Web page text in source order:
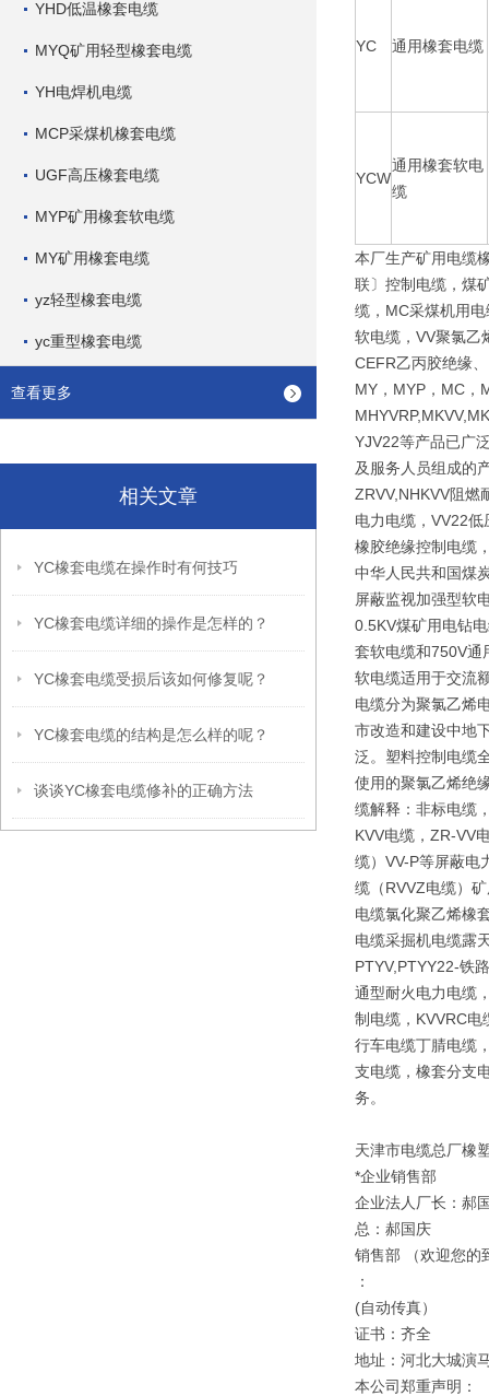
YHD低温橡套电缆
MYQ矿用轻型橡套电缆
YH电焊机电缆
MCP采煤机橡套电缆
UGF高压橡套电缆
MYP矿用橡套软电缆
MY矿用橡套电缆
yz轻型橡套电缆
yc重型橡套电缆
查看更多
相关文章
YC橡套电缆在操作时有何技巧
YC橡套电缆详细的操作是怎样的？
YC橡套电缆受损后该如何修复呢？
YC橡套电缆的结构是怎么样的呢？
谈谈YC橡套电缆修补的正确方法
YC 通用橡套电缆
YCW
通用橡套软电
缆
本厂生产矿用电缆
联〕控制电缆，煤
缆，MC采煤机用
软电缆，VV聚氯乙
CEFR乙丙胶绝缘
MY，MYP，MC，
YJV22等产品已广
及服务人员组成的
ZRVV,NHKVV阻燃
电力电缆，VV22
橡胶绝缘控制电缆
中华人民共和国煤
屏蔽监视加强型软
0.5KV煤矿用电钻
套软电缆和750V通
软电缆适用于交流
电缆分为聚氯乙烯
市改造和建设中地
泛。塑料控制电缆
使用的聚氯乙烯绝
缆解释：非标电缆
KVV电缆，ZR-VV
缆）VV-P等屏蔽电
缆（RVVZ电缆）
电缆氯化聚乙烯橡
电缆采掘机电缆露
PTYV,PTYY22-铁
通型耐火电力电缆
制电缆，KVVRC
行车电缆丁腈电缆
支电缆，橡套分支
务。
天津市电缆总厂橡
*企业销售部
企业法人厂长：郝
总：郝国庆
销售部 （欢迎您的
：
(自动传真）
证书：齐全
地址：河北大城演
本公司郑重声明：